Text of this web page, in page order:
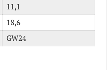
11,1
18,6
GW24